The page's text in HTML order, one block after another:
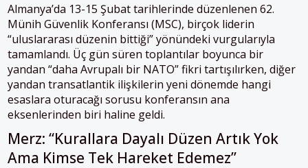
Almanya’da 13-15 Şubat tarihlerinde düzenlenen 62.
Münih Güvenlik Konferansı (MSC), birçok liderin
“uluslararası düzenin bittiği” yönündeki vurgularıyla
tamamlandı. Üç gün süren toplantılar boyunca bir
yandan “daha Avrupalı bir NATO” fikri tartışılırken, diğer
yandan transatlantik ilişkilerin yeni dönemde hangi
esaslara oturacağı sorusu konferansın ana
eksenlerinden biri haline geldi.
Merz: “Kurallara Dayalı Düzen Artık Yok
Ama Kimse Tek Hareket Edemez”